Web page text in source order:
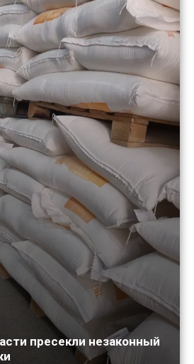
пресекли незаконный